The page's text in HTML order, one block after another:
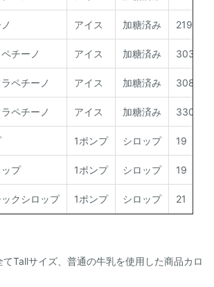
アイス 加糖済み 219
チーノ アイス 加糖済み 303
ペチーノ アイス 加糖済み 308
ペチーノ アイス 加糖済み 330
1ポンプ シロップ 19
プ 1ポンプ シロップ 19
クシロップ 1ポンプ シロップ 21
Tallサイズ、普通の牛乳を使用した商品カロ